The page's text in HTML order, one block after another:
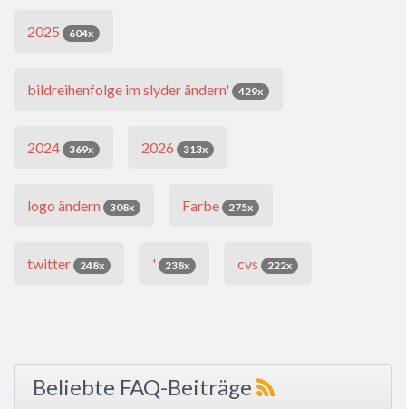
2025 604x
bildreihenfolge im slyder ändern' 429x
2024 369x 2026 313x
logo ändern 308x Farbe 275x
twitter 248x ' 238x cvs 222x
Beliebte FAQ-Beiträge